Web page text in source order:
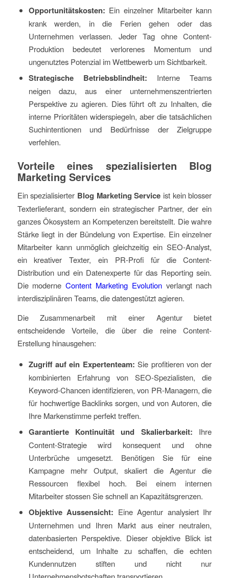
Opportunitätskosten: Ein einzelner Mitarbeiter kann
krank werden, in die Ferien gehen oder das
Unternehmen verlassen. Jeder Tag ohne Content-
Produktion bedeutet verlorenes Momentum und
ungenutztes Potenzial im Wettbewerb um Sichtbarkeit.
Strategische Betriebsblindheit: Interne Teams
neigen dazu, aus einer unternehmenszentrierten
Perspektive zu agieren. Dies führt oft zu Inhalten, die
interne Prioritäten widerspiegeln, aber die tatsächlichen
Suchintentionen und Bedürfnisse der Zielgruppe
verfehlen.
Vorteile eines spezialisierten Blog
Marketing Services
Ein spezialisierter Blog Marketing Service ist kein blosser
Texterlieferant, sondern ein strategischer Partner, der ein
ganzes Ökosystem an Kompetenzen bereitstellt. Die wahre
Stärke liegt in der Bündelung von Expertise. Ein einzelner
Mitarbeiter kann unmöglich gleichzeitig ein SEO-Analyst,
ein kreativer Texter, ein PR-Profi für die Content-
Distribution und ein Datenexperte für das Reporting sein.
Die moderneContent Marketing Evolutionverlangt nach
interdisziplinären Teams, die datengestützt agieren.
Die Zusammenarbeit mit einer Agentur bietet
entscheidende Vorteile, die über die reine Content-
Erstellung hinausgehen:
Zugriff auf ein Expertenteam: Sie profitieren von der
kombinierten Erfahrung von SEO-Spezialisten, die
Keyword-Chancen identifizieren, von PR-Managern, die
für hochwertige Backlinks sorgen, und von Autoren, die
Ihre Markenstimme perfekt treffen.
Garantierte Kontinuität und Skalierbarkeit: Ihre
Content-Strategie wird konsequent und ohne
Unterbrüche umgesetzt. Benötigen Sie für eine
Kampagne mehr Output, skaliert die Agentur die
Ressourcen flexibel hoch. Bei einem internen
Mitarbeiter stossen Sie schnell an Kapazitätsgrenzen.
Objektive Aussensicht: Eine Agentur analysiert Ihr
Unternehmen und Ihren Markt aus einer neutralen,
datenbasierten Perspektive. Dieser objektive Blick ist
entscheidend, um Inhalte zu schaffen, die echten
Kundennutzen stiften und nicht nur